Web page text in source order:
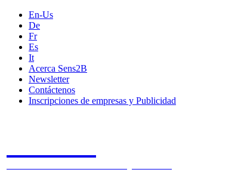
En-Us
De
Fr
Es
It
Acerca Sens2B
Newsletter
Contáctenos
Inscripciones de empresas y Publicidad